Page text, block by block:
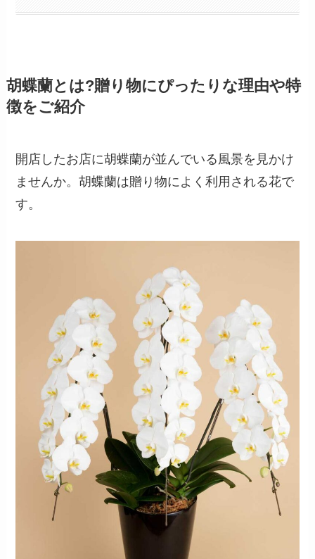
胡蝶蘭とは?贈り物にぴったりな理由や特
徴をご紹介
開店したお店に胡蝶蘭が並んでいる風景を見かけ
ませんか。胡蝶蘭は贈り物によく利用される花で
す。